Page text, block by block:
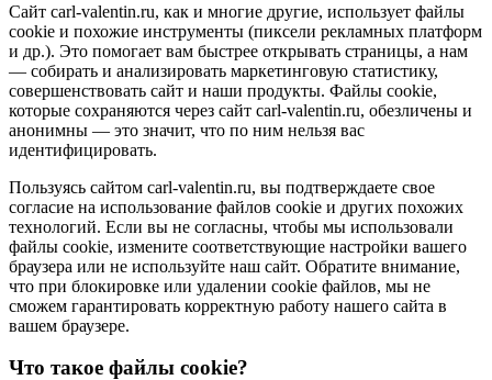
Сайт carl-valentin.ru, как и многие другие, использует файлы
cookie и похожие инструменты (пиксели рекламных платформ
и др.). Это помогает вам быстрее открывать страницы, а нам
— собирать и анализировать маркетинговую статистику,
совершенствовать сайт и наши продукты. Файлы сookie,
которые сохраняются через сайт carl-valentin.ru, обезличены и
анонимны — это значит, что по ним нельзя вас
идентифицировать.
Пользуясь сайтом carl-valentin.ru, вы подтверждаете свое
согласие на использование файлов cookie и других похожих
технологий. Если вы не согласны, чтобы мы использовали
файлы cookie, измените соответствующие настройки вашего
браузера или не используйте наш сайт. Обратите внимание,
что при блокировке или удалении cookie файлов, мы не
сможем гарантировать корректную работу нашего сайта в
вашем браузере.
Что такое файлы cookie?